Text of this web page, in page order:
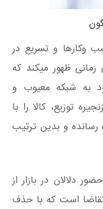
وکارها و تسریع در
ظهور میکند که
به شبکه معیوب و
توزیع، کالا را با
و بدین ترتیب
دلالان در بازار از
تقاضا است که با حذف